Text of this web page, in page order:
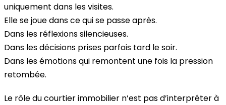
uniquement dans les visites.
Elle se joue dans ce qui se passe après.
Dans les réflexions silencieuses.
Dans les décisions prises parfois tard le soir.
Dans les émotions qui remontent une fois la pression
retombée.
Le rôle du courtier immobilier n’est pas d’interpréter à